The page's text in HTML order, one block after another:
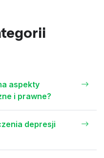
aspekty
i prawne?
depresji